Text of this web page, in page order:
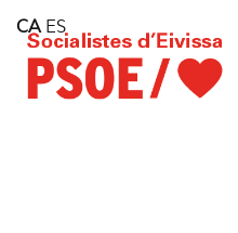
Consell Insular d'Eivissa
Services
Contact
CA ES